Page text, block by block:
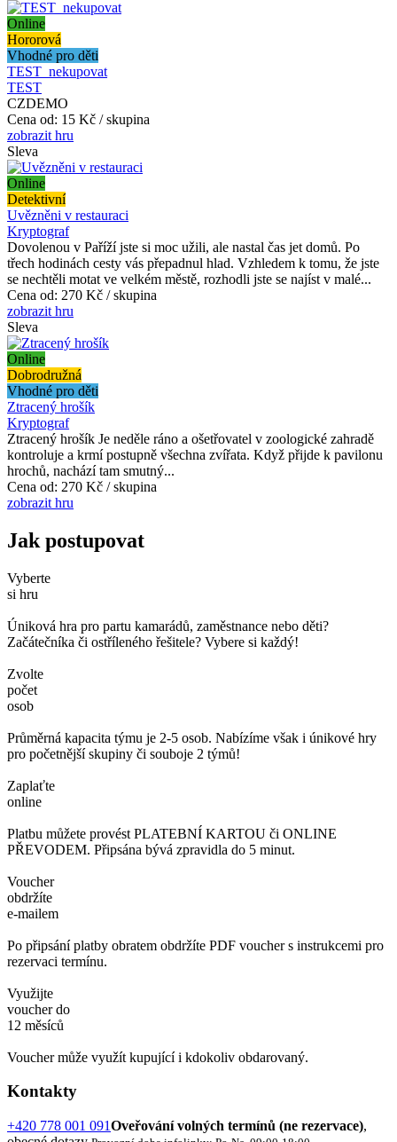
Online
Hororová
Vhodné pro děti
TEST_nekupovat
TEST
CZDEMO
Cena od: 15 Kč / skupina
zobrazit hru
Sleva
Online
Detektivní
Uvězněni v restauraci
Kryptograf
Dovolenou v Paříží jste si moc užili, ale nastal čas jet domů. Po
třech hodinách cesty vás přepadnul hlad. Vzhledem k tomu, že jste
se nechtěli motat ve velkém městě, rozhodli jste se najíst v malé...
Cena od: 270 Kč / skupina
zobrazit hru
Sleva
Online
Dobrodružná
Vhodné pro děti
Ztracený hrošík
Kryptograf
Ztracený hrošík Je neděle ráno a ošetřovatel v zoologické zahradě
kontroluje a krmí postupně všechna zvířata. Když přijde k pavilonu
hrochů, nachází tam smutný...
Cena od: 270 Kč / skupina
zobrazit hru
Jak postupovat
Vyberte
si hru
Úniková hra pro partu kamarádů, zaměstnance nebo děti?
Začátečníka či ostříleného řešitele? Vybere si každý!
Zvolte
počet
osob
Průměrná kapacita týmu je 2-5 osob. Nabízíme však i únikové hry
pro početnější skupiny či souboje 2 týmů!
Zaplaťte
online
Platbu můžete provést PLATEBNÍ KARTOU či ONLINE
PŘEVODEM. Připsána bývá zpravidla do 5 minut.
Voucher
obdržíte
e-mailem
Po připsání platby obratem obdržíte PDF voucher s instrukcemi pro
rezervaci termínu.
Využijte
voucher do
12 měsíců
Voucher může využít kupující i kdokoliv obdarovaný.
Kontakty
+420 778 001 091Oveřování volných termínů (ne rezervace),